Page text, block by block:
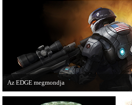
Már elérhető a Need for Speed Most
Wanted első nagyobb kiegészítő
A
Az EDGE megmondja
Az egyik leghíresebb játékmagazin, az EDGE